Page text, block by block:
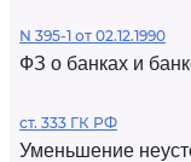
N 395-1 от 02.12.1990
ФЗ о банках и
ст. 333 ГК РФ
Уменьшение